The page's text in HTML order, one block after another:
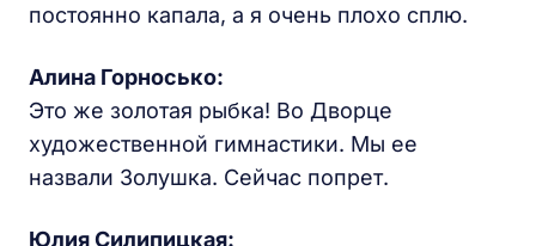
постоянно капала, а я очень плохо сплю.
Алина Горносько:
Это же золотая рыбка! Во Дворце
художественной гимнастики. Мы ее
назвали Золушка. Сейчас попрет.
Юлия Силипицкая: